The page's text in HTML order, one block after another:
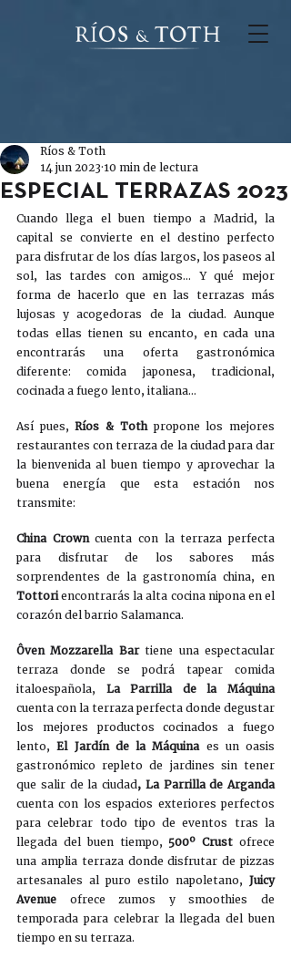
ESPECIAL TERRAZAS 2023
Ríos & Toth
14 jun 2023 10 min de lectura
Cuando llega el buen tiempo a Madrid, la
capital se convierte en el destino perfecto
para disfrutar de los días largos, los paseos al
sol, las tardes con amigos… Y qué mejor
forma de hacerlo que en las terrazas más
lujosas y acogedoras de la ciudad. Aunque
todas ellas tienen su encanto, en cada una
encontrarás una oferta gastronómica
diferente: comida japonesa, tradicional,
cocinada a fuego lento, italiana…
Así pues, Ríos & Toth propone los mejores
restaurantes con terraza de la ciudad para dar
la bienvenida al buen tiempo y aprovechar la
buena energía que esta estación nos
transmite:
China Crown cuenta con la terraza perfecta
para disfrutar de los sabores más
Tottori encontrarás la alta cocina nipona en el
corazón del barrio Salamanca.
Ôven Mozzarella Bar tiene una espectacular
terraza donde se podrá tapear comida
italoespañola,
La Parrilla de la Máquina
cuenta con la terraza perfecta donde degustar
los mejores productos cocinados a fuego
lento, El Jardín de la Máquina es un oasis
gastronómico repleto de jardines sin tener
que salir de la ciudad
, La Parrilla de Arganda
cuenta con los espacios exteriores perfectos
para celebrar todo tipo de eventos tras la
llegada del buen tiempo, 500º Crust ofrece
una amplia terraza donde disfrutar de pizzas
artesanales al puro estilo napoletano, Juicy
Avenue ofrece zumos y smoothies de
temporada para celebrar la llegada del buen
tiempo en su terraza.